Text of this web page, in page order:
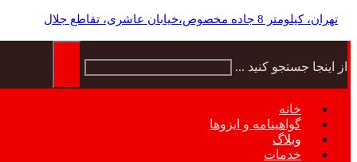
تهران، کیلومتر 8 جاده مخصوص،خیابان عاشری، تقاطع جلال
از اینجا جستجو کنید ...
خانه
گواهینامه و ایزوها
وبلاگ
خدمات